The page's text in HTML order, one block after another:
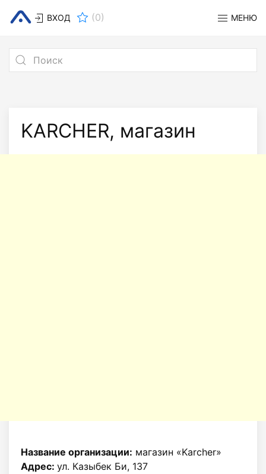
ВХОД (0) МЕНЮ
KARCHER, магазин
Название организации: магазин «Karcher»
Адрес: ул. Казыбек Би, 137